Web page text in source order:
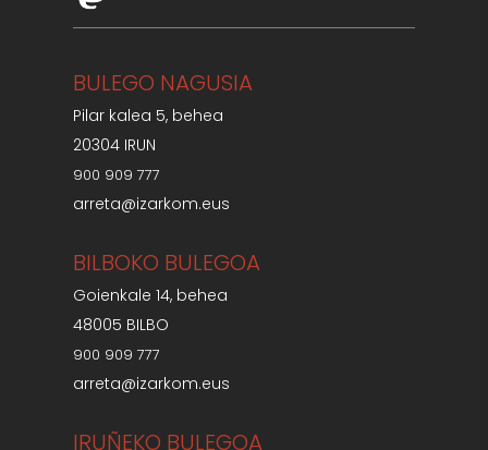
BULEGO NAGUSIA
Pilar kalea 5, behea
20304 IRUN
900 909 777
arreta@izarkom.eus
BILBOKO BULEGOA
Goienkale 14, behea
48005 BILBO
900 909 777
arreta@izarkom.eus
IRUÑEKO BULEGOA